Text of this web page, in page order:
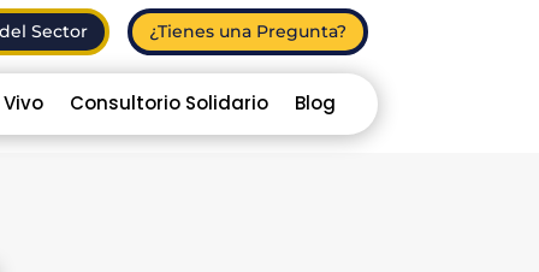
Sector ¿Tienes una Pregunta?
Consultorio Solidario Blog